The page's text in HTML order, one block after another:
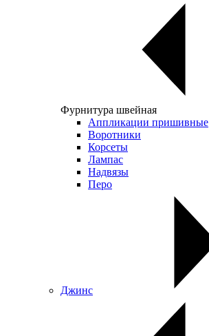
Фурнитура швейная
Аппликации пришивные
Воротники
Корсеты
Лампас
Надвязы
Перо
Джинс